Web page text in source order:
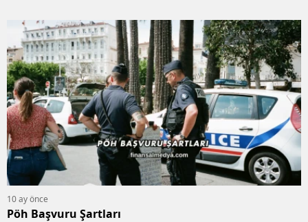
10 ay önce
Pöh Başvuru Şartları